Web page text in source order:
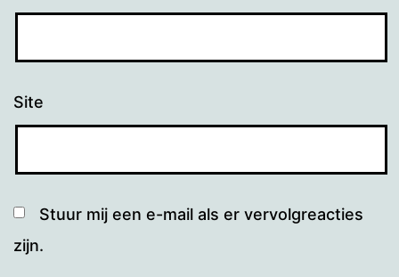
Site
Stuur mij een e-mail als er vervolgreacties
zijn.